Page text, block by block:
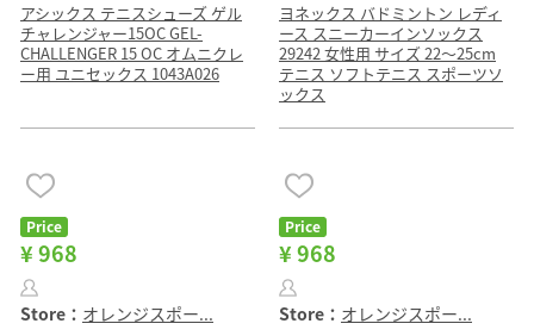
アシックス テニスシューズ ゲル
チャレンジャー15OC GEL-
CHALLENGER 15 OC オムニクレ
ー用 ユニセックス 1043A026
ヨネックス バドミントン レディ
ース スニーカーインソックス
29242 女性用 サイズ 22〜25cm
テニス ソフトテニス スポーツソ
ックス
Price
¥ 968
Store： オレンジスポー...
Price
¥ 968
Store： オレンジスポー...